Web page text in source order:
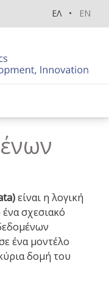
ΕΛ EN
είναι η λογική
σχεσιακό
ένα μοντέλο
δομή του